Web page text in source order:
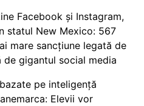
Facebook și Instagram,
statul New Mexico: 567
mare sancțiune legată de
gigantul social media
pe inteligență
Elevii vor